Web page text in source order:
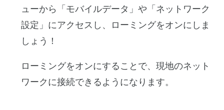
ューから「モバイルデータ」や「ネットワーク
設定」にアクセスし、ローミングをオンにしま
しょう！
ローミングをオンにすることで、現地のネット
ワークに接続できるようになります。